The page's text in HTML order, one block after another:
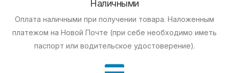
Наличными
Оплата наличными при получении товара. Наложенным
платежом на Новой Почте (при себе необходимо иметь
паспорт или водительское удостоверение).